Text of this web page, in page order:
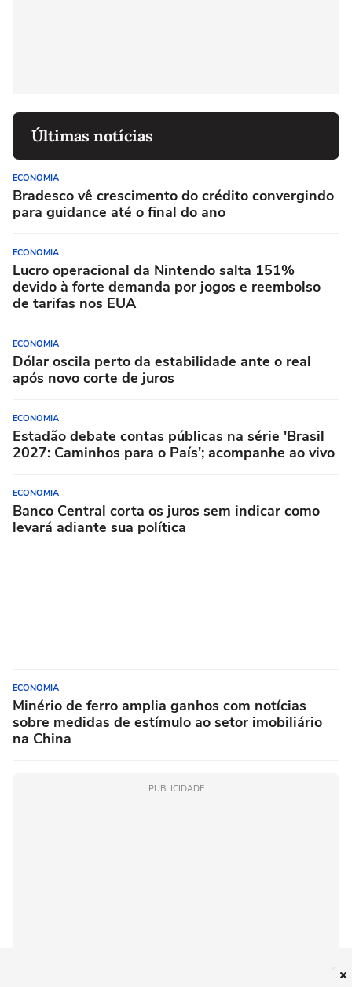
Últimas notícias
ECONOMIA
Bradesco vê crescimento do crédito convergindo
para guidance até o final do ano
ECONOMIA
Lucro operacional da Nintendo salta 151%
devido à forte demanda por jogos e reembolso
de tarifas nos EUA
ECONOMIA
Dólar oscila perto da estabilidade ante o real
após novo corte de juros
ECONOMIA
Estadão debate contas públicas na série 'Brasil
2027: Caminhos para o País'; acompanhe ao vivo
ECONOMIA
Banco Central corta os juros sem indicar como
levará adiante sua política
ECONOMIA
Minério de ferro amplia ganhos com notícias
sobre medidas de estímulo ao setor imobiliário
na China
PUBLICIDADE